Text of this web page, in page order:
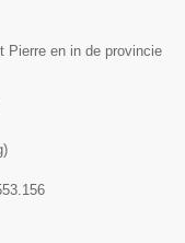
Pierre en in de provincie
)